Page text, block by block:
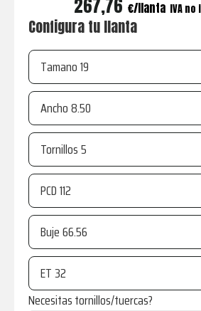
267,76 € IVA
Configura tu llanta
Tamano
Ancho
Tornillos
PCD
Buje
ET
Necesitas tornillos/tuercas?